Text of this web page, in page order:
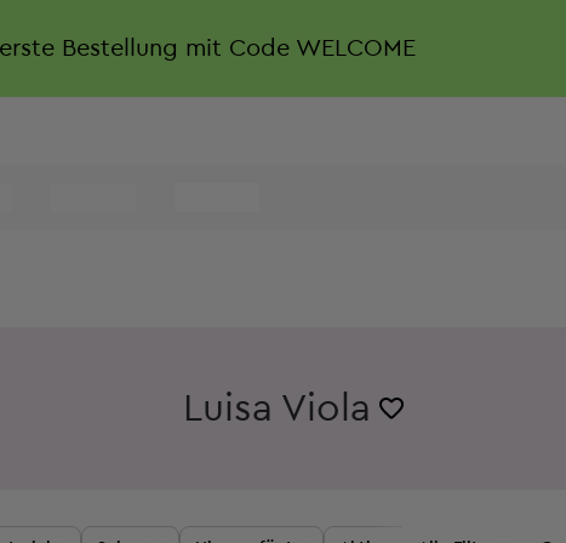
Bestellung mit Code WELCOME
Luisa Viola